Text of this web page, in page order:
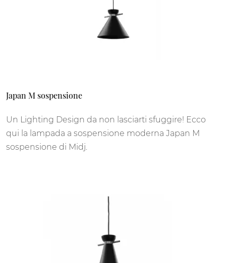
Japan M sospensione
Un Lighting Design da non lasciarti sfuggire! Ecco
qui la lampada a sospensione moderna Japan M
sospensione di Midj.